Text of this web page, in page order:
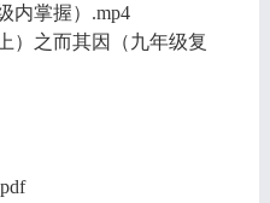
掌握）.mp4
之而其因（九年级复